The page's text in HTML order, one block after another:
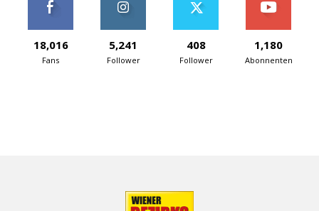
18,016
Fans
5,241
Follower
408
Follower
1,180
Abonnenten